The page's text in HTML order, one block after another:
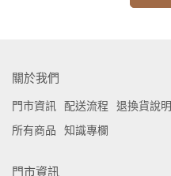
關於我們
門市資訊 配送流程 退換貨說明
所有商品
知識專欄
門市資訊